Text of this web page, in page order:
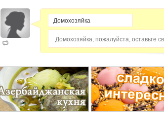
Домохозяйка, пожалуйста, оставьте